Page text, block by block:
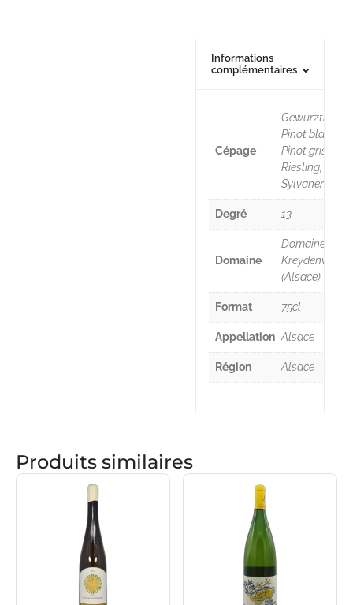
Informations
complémentaires
Cépage
Pinot blanc,
Pinot gris,
Riesling,
Sylvaner
Degré 13
Domaine
Domaine Marc
Kreydenweiss
(Alsace)
Format 75cl
Appellation Alsace
Région Alsace
Produits similaires